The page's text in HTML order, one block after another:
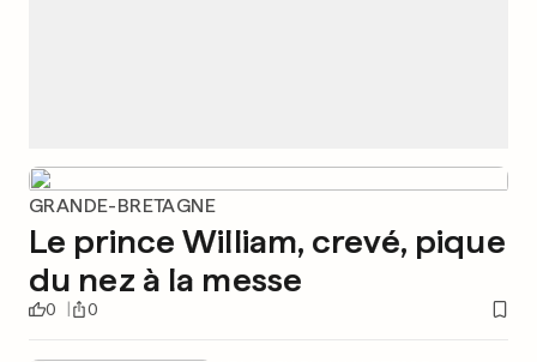
GRANDE-BRETAGNE
Le prince William, crevé, pique
du nez à la messe
0 0